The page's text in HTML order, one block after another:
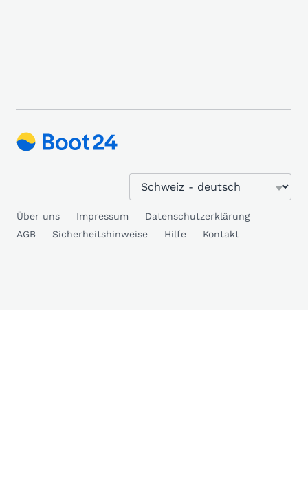
Über uns Impressum
Datenschutzerklärung
AGB
Sicherheitshinweise Hilfe Kontakt